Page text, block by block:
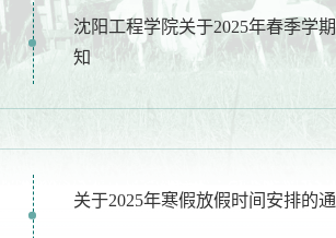
沈阳工程学院关于2025年春季学
知
关于2025年寒假放假时间安排的